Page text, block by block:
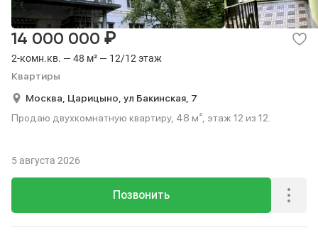
2-комн.кв. — 48 м² — 12/12 этаж
Квартиры
14 000 000 ₽
Москва, Царицыно, ул Бакинская, 7
Продаю двухкомнатную квартиру, 48 м², этаж 12 из 12.
Позвонить
5 августа 2026